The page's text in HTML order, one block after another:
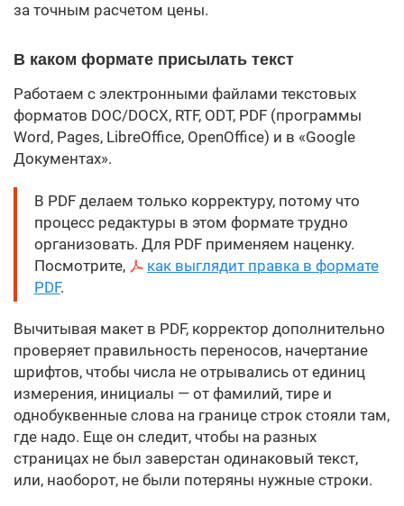
за точным расчетом цены.
В каком формате присылать текст
Работаем с электронными файлами текстовых
форматов DOC/DOCX, RTF, ODT, PDF (программы
Word, Pages, LibreOffice, OpenOffice) и в «Google
Документах».
В PDF делаем только корректуру, потому что
процесс редактуры в этом формате трудно
организовать. Для PDF применяем наценку.
Посмотрите,
как выглядит правка в формате
PDF.
Вычитывая макет в PDF, корректор дополнительно
проверяет правильность переносов, начертание
шрифтов, чтобы числа не отрывались от единиц
измерения, инициалы — от фамилий, тире и
однобуквенные слова на границе строк стояли там,
где надо. Еще он следит, чтобы на разных
страницах не был заверстан одинаковый текст,
или, наоборот, не были потеряны нужные строки.